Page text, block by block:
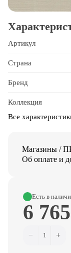
Артикул
Страна
Бренд
Коллекция
Все
Магазины /
Об оплате и
Есть в
6
− 1 +